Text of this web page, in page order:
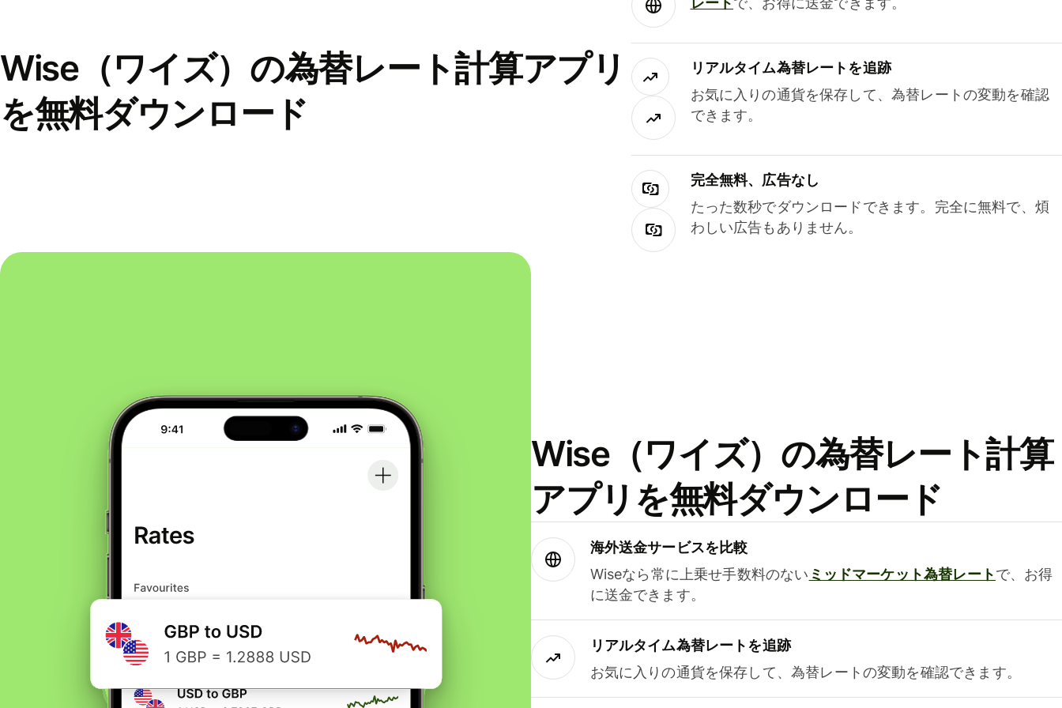
Wise（ワイズ）の為替レート計算アプリ
を無料ダウンロード
リアルタイム為替レートを追跡
お気に入りの通貨を保存して、為替レートの変動を確認
できます。
完全無料、広告なし
たった数秒でダウンロードできます。完全に無料で、煩
わしい広告もありません。
Wise（ワイズ）の為替レート計算
アプリを無料ダウンロード
海外送金サービスを比較
Wiseなら常に上乗せ手数料のない ミッドマーケット為替レートで、お得
に送金できます。
リアルタイム為替レートを追跡
お気に入りの通貨を保存して、為替レートの変動を確認できます。